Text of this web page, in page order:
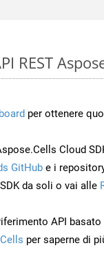
REST
per ottenere
Cloud
GitHub e i
da soli o vai alle
API
per saperne di